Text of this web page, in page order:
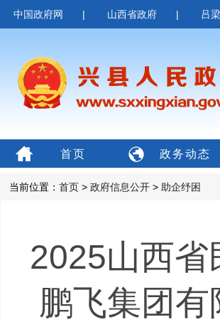
中国政府网 | 山西省政府 | 吕
首页 政务动态
当前位置： 首页 > 政府信息公开 > 助企纾困
2025山西
鹏飞集团